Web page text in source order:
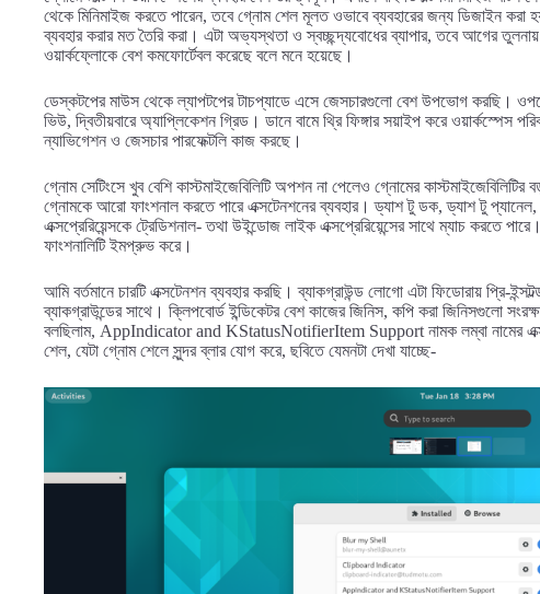
থেকে মিনিমাইজ করতে পারেন, তবে গ্নোম শেল মূলত ওভাবে ব্যবহারের জন্য ডিজাইন করা
ব্যবহার করার মত তৈরি করা। এটা অভ্যস্থতা ও স্বচ্ছন্দ্যবোধের ব্যাপার, তবে আগের
ওয়ার্কফ্লোকে বেশ কমফোর্টেবল করেছে বলে মনে হয়েছে।
ডেস্কটপের মাউস থেকে ল্যাপটপের টাচপ্যাডে এসে জেসচারগুলো বেশ উপভোগ করছি।
ভিউ, দ্বিতীয়বারে অ্যাপ্লিকেশন গ্রিড। ডানে বামে থ্রি ফিঙ্গার সয়াইপ করে ওয়ার্কস্পেস
ন্যাভিগেশন ও জেসচার পারফেক্টলি কাজ করছে।
গ্নোম সেটিংসে খুব বেশি কাস্টমাইজেবিলিটি অপশন না পেলেও গ্নোমের
গ্নোমকে আরো ফাংশনাল করতে পারে এক্সটেনশনের ব্যবহার। ড্যাশ টু ডক, ড্যাশ টু
এক্সপ্রেরিয়েন্সকে ট্রেডিশনাল- তথা উইন্ডোজ লাইক এক্সপ্রেরিয়েন্সের সাথে ম্যাচ করতে
ফাংশনালিটি ইমপ্রুভ করে।
আমি বর্তমানে চারটি এক্সটেনশন ব্যবহার করছি। ব্যাকগ্রাউন্ড লোগো এটা ফিডোরায় প্রি-
ব্যাকগ্রাউন্ডের সাথে। ক্লিপবোর্ড ইন্ডিকেটর বেশ কাজের জিনিস, কপি করা জিনিসগুলো
বলছিলাম, AppIndicator and KStatusNotifierItem Support নামক লম্বা নামের
শেল, যেটা গ্নোম শেলে সুন্দর ব্লার যোগ করে, ছবিতে যেমনটা দেখা যাচ্ছে-